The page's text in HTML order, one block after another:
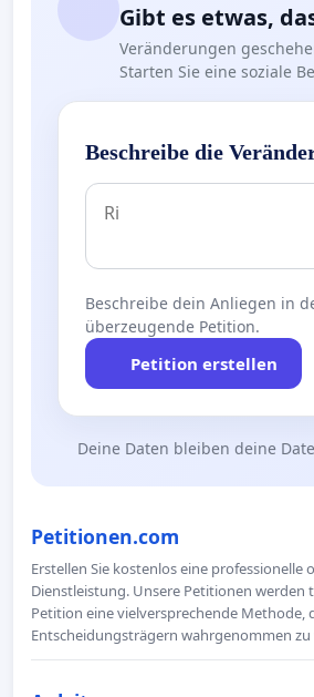
Gibt es etwas,
Veränderungen
Starten Sie eine soziale
Beschreibe die
Beschreibe dein Anliegen in
überzeugende Petition.
Petition erstellen
Deine Daten bleiben deine
Petitionen.com
Erstellen Sie kostenlos eine
Dienstleistung. Unsere Petitionen werden
Petition eine vielversprechende
Entscheidungsträgern wahrgenommen zu